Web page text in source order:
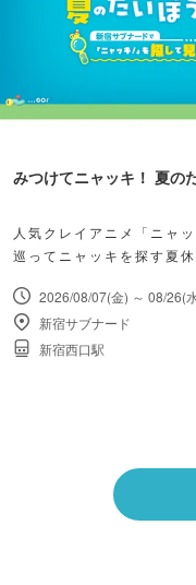
みつけてニャッキ！ 夏の
人気クレイアニメ「ニャ
巡ってニャッキを探す夏
2026/08/07(金) ～ 08/26(
新宿サブナード
新宿西口駅